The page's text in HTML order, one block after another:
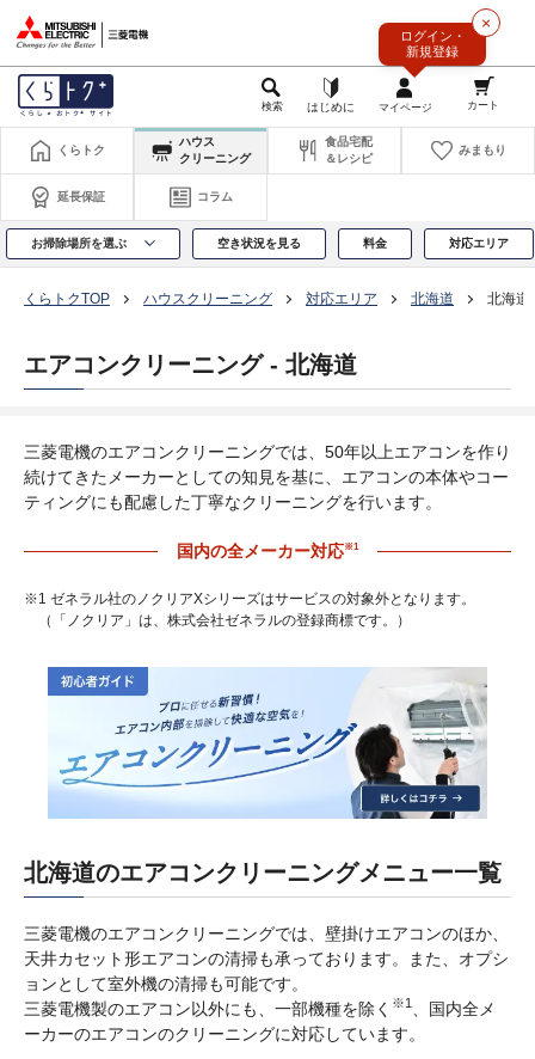
×
ログイン・
新規登録
くらトク
ハウス
クリーニング
食品宅配
＆レシピ
みまもり
延長保証 コラム
お掃除場所を選ぶ 空き状況を見る 料金 対応エリア
くらトクTOP ハウスクリーニング 対応エリア 北海道 北海道
エアコンクリーニング - 北海道
三菱電機のエアコンクリーニングでは、50年以上エアコンを作り
続けてきたメーカーとしての知見を基に、エアコンの本体やコー
ティングにも配慮した丁寧なクリーニングを行います。
国内の全メーカー対応※1
※1 ゼネラル社のノクリアXシリーズはサービスの対象外となります。
（「ノクリア」は、株式会社ゼネラルの登録商標です。）
北海道のエアコンクリーニングメニュー一覧
三菱電機のエアコンクリーニングでは、壁掛けエアコンのほか、
天井カセット形エアコンの清掃も承っております。また、オプシ
ョンとして室外機の清掃も可能です。
三菱電機製のエアコン以外にも、一部機種を除く ※1
、国内全メ
ーカーのエアコンのクリーニングに対応しています。